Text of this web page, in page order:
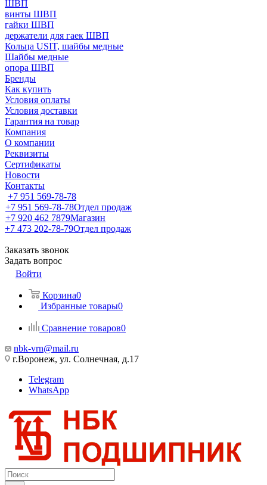
ШВП
винты ШВП
гайки ШВП
держатели для гаек ШВП
Кольца USIT, шайбы медные
Шайбы медные
опора ШВП
Бренды
Как купить
Условия оплаты
Условия доставки
Гарантия на товар
Компания
О компании
Реквизиты
Сертификаты
Новости
Контакты
+7 951 569-78-78
+7 951 569-78-78Отдел продаж
+7 920 462 7879Магазин
+7 473 202-78-79Отдел продаж
Заказать звонок
Задать вопрос
Войти
Корзина0
Избранные товары0
Сравнение товаров0
nbk-vrn@mail.ru
г.Воронеж, ул. Солнечная, д.17
Telegram
WhatsApp